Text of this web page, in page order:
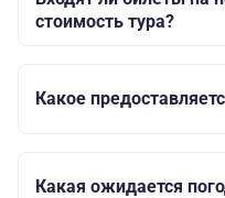
стоимость тура?
Какое
Какая ожидается